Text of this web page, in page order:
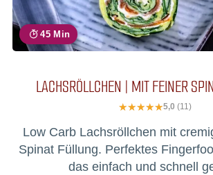
45 Min
LACHSRÖLLCHEN | MIT FEINER
5,0 (11)
Low Carb Lachsröllchen mit
Spinat Füllung. Perfektes
das einfach und schnell